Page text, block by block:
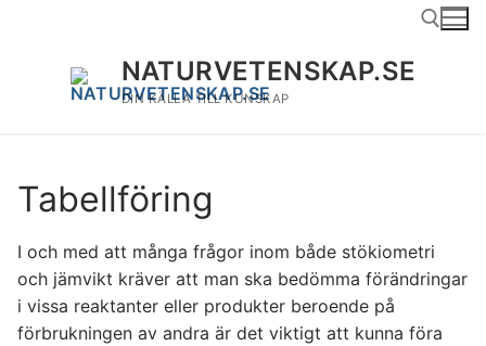
Sök:
NATURVETENSKAP.SE
DIN KÄLLA TILL KUNSKAP
Tabellföring
I och med att många frågor inom både stökiometri
och jämvikt kräver att man ska bedömma förändringar
i vissa reaktanter eller produkter beroende på
förbrukningen av andra är det viktigt att kunna föra